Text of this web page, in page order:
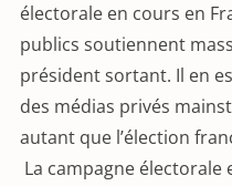
électorale en cours en
publics soutiennent
président sortant. Il en
des médias privés
autant que l’élection
La campagne électorale